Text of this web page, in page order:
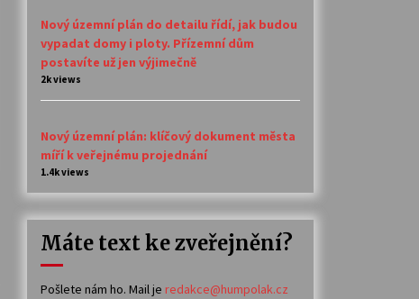
Nový územní plán do detailu řídí, jak budou
vypadat domy i ploty. Přízemní dům
postavíte už jen výjimečně
2k views
Nový územní plán: klíčový dokument města
míří k veřejnému projednání
1.4k views
Máte text ke zveřejnění?
Pošlete nám ho. Mail je redakce@humpolak.cz